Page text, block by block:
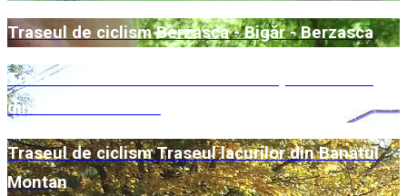
Traseul de ciclism Berzasca - Bigăr - Berzasca
Traseul de ciclism Traseul localităţilor miniere
din Banatul Montan
Traseul de ciclism Traseul lacurilor din Banatul
Montan